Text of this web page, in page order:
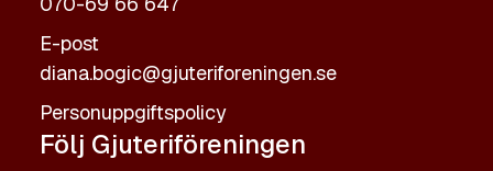
E-post
diana.bogic@gjuteriforeningen.se
Personuppgiftspolicy
Följ Gjuteriföreningen